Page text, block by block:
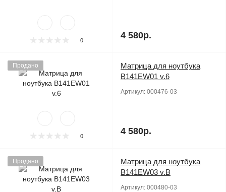
0 4 580р.
Продано
0
Матрица для ноутбука
B141EW01 v.6
Артикул: 000476-03
4 580р.
Продано
Матрица для ноутбука
B141EW03 v.B
Артикул: 000480-03